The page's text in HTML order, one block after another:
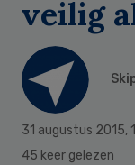
veilig
31 augustus 2015,
45 keer gelezen